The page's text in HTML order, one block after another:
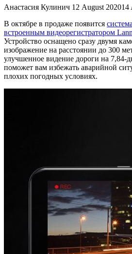
Анастасия Кулинич 12 August 202014
В октябре в продаже появится
встроенным видеорегистратором
Устройство оснащено сразу двумя
изображение на расстоянии до 300
улучшенное видение дороги на
поможет вам избежать аварийной
плохих погодных условиях.